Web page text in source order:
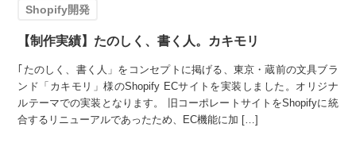
Shopify開発
【制作実績】たのしく、書く人。カキモリ
｢たのしく、書く人」をコンセプトに掲げる、東京・蔵前の文具ブラ
ンド「カキモリ」様のShopify ECサイトを実装しました。オリジナ
ルテーマでの実装となります。 旧コーポレートサイトをShopifyに統
合するリニューアルであったため、EC機能に加 […]